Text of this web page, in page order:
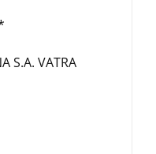
S.A. VATRA